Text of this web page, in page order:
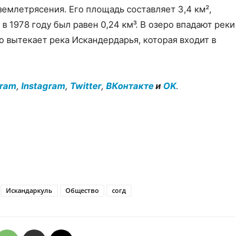
Его площадь составляет 3,4 км²,
1978 году был равен 0,24 км³. В озеро впадают реки
река Искандердарья, которая входит в
, Instagram, Twitter, ВКонтактеи OK.
Искандаркуль Общество согд